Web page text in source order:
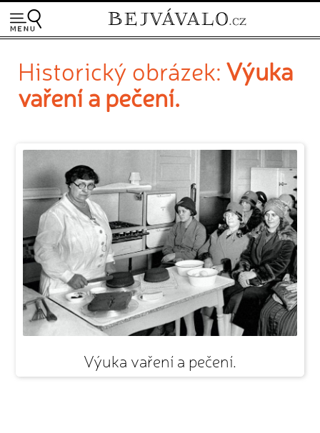
Historický obrázek:Výuka
vaření a pečení.
Výuka vaření a pečení.